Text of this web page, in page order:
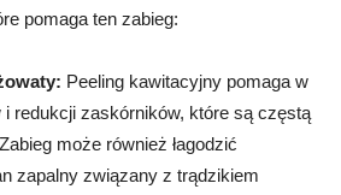
pomaga ten zabieg:
Peeling kawitacyjny pomaga w
redukcji zaskórników, które są częstą
może również łagodzić
zapalny związany z trądzikiem